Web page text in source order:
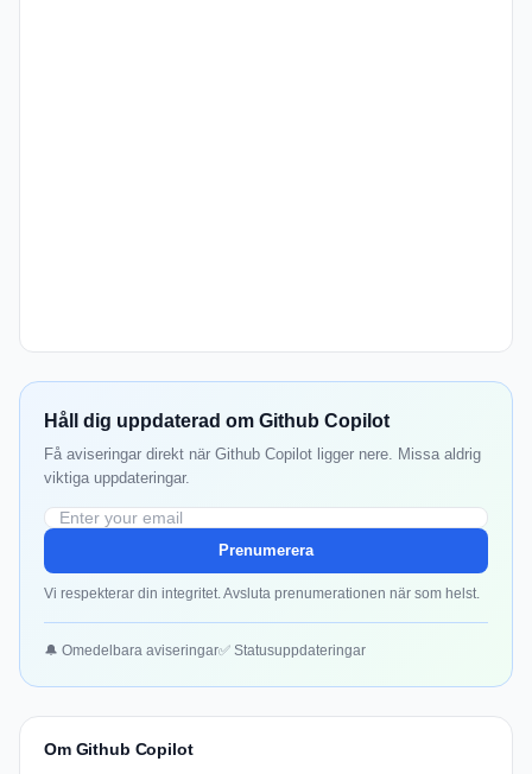
Håll dig uppdaterad om Github Copilot
Få aviseringar direkt när Github Copilot ligger nere. Missa aldrig
viktiga uppdateringar.
Prenumerera
Vi respekterar din integritet. Avsluta prenumerationen när som helst.
🔔 Omedelbara aviseringar✅ Statusuppdateringar
Om Github Copilot